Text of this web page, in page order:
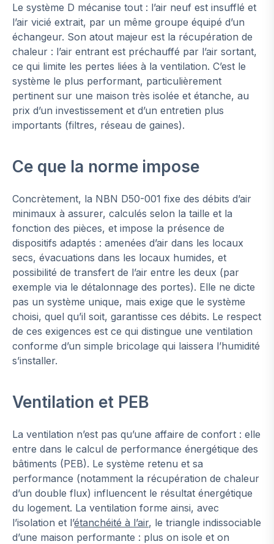
Le système D mécanise tout : l’air neuf est insufflé et
l’air vicié extrait, par un même groupe équipé d’un
échangeur. Son atout majeur est la récupération de
chaleur : l’air entrant est préchauffé par l’air sortant,
ce qui limite les pertes liées à la ventilation. C’est le
système le plus performant, particulièrement
pertinent sur une maison très isolée et étanche, au
prix d’un investissement et d’un entretien plus
importants (filtres, réseau de gaines).
Ce que la norme impose
Concrètement, la NBN D50-001 fixe des débits d’air
minimaux à assurer, calculés selon la taille et la
fonction des pièces, et impose la présence de
dispositifs adaptés : amenées d’air dans les locaux
secs, évacuations dans les locaux humides, et
possibilité de transfert de l’air entre les deux (par
exemple via le détalonnage des portes). Elle ne dicte
pas un système unique, mais exige que le système
choisi, quel qu’il soit, garantisse ces débits. Le respect
de ces exigences est ce qui distingue une ventilation
conforme d’un simple bricolage qui laissera l’humidité
s’installer.
Ventilation et PEB
La ventilation n’est pas qu’une affaire de confort : elle
entre dans le calcul de performance énergétique des
bâtiments (PEB). Le système retenu et sa
performance (notamment la récupération de chaleur
d’un double flux) influencent le résultat énergétique
du logement. La ventilation forme ainsi, avec
l’isolation et l’étanchéité à l’air, le triangle indissociable
d’une maison performante : plus on isole et on